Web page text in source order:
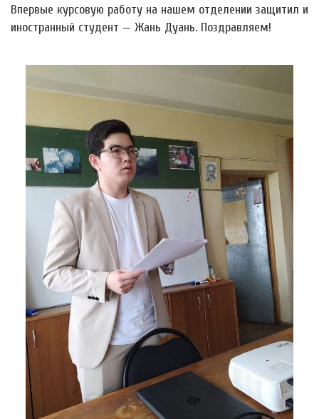
Впервые курсовую работу на нашем отделении защитил и
иностранный студент — Жань Дуань. Поздравляем!